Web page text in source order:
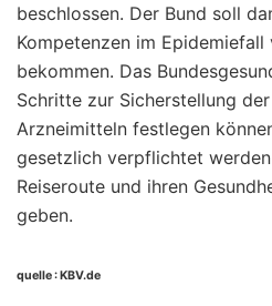
beschlossen. Der Bund soll
Kompetenzen im Epidemiefall
bekommen. Das
Schritte zur Sicherstellung
Arzneimitteln festlegen
gesetzlich verpflichtet
Reiseroute und ihren
geben.
quelle : KBV.de